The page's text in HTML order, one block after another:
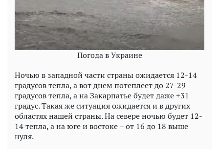
Погода в Украине
Ночью в западной части страны ожидается 12-14
градусов тепла, а вот днем потеплеет до 27-29
градусов тепла, а на Закарпатье будет даже +31
градус. Такая же ситуация ожидается и в других
областях нашей страны. На севере ночью будет 12-
14 тепла, а на юге и востоке – от 16 до 18 выше
нуля.